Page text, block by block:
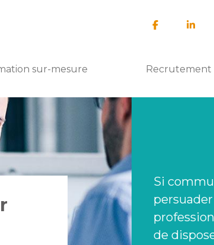
sur-mesure Recrutement
Si
de